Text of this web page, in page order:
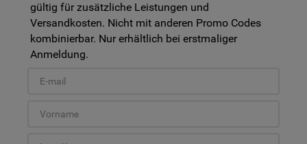
gültig für zusätzliche Leistungen und
Versandkosten. Nicht mit anderen Promo Codes
kombinierbar. Nur erhältlich bei erstmaliger
Anmeldung.